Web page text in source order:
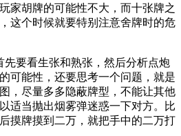
家胡牌的可能性不大，而十张牌之
这个时候就要特别注意舍牌时的危
要看生张和熟张，然后分析点炮
可能性，还要思考一个问题，就是
，尽量多多隐蔽牌型，不能让其他
适当抛出烟雾弹迷惑一下对方。比
摸牌摸到二万，就把手中的二万打